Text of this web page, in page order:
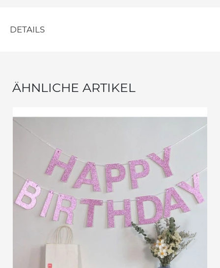
DETAILS
ÄHNLICHE ARTIKEL